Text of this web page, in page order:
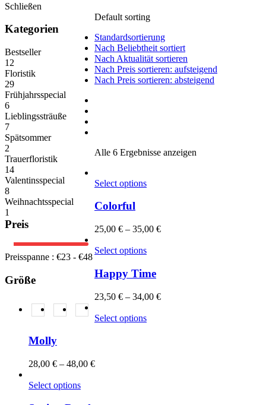
Schließen
Kategorien
Bestseller
12
Floristik
29
Frühjahrsspecial
6
Lieblingssträuße
7
Spätsommer
2
Trauerfloristik
14
Valentinsspecial
8
Weihnachtsspecial
1
Preis
Preisspanne : €23 - €48
Größe
(6) mittel(6)
Default sorting
Standardsortierung
Nach Beliebtheit sortiert
Nach Aktualität sortieren
Nach Preis sortieren: aufsteigend
Nach Preis sortieren: absteigend
Alle 6 Ergebnisse anzeigen
Select options
Colorful
25,00 € – 35,00 €
Select options
Happy Time
23,50 € – 34,00 €
Select options
Molly
28,00 € – 48,00 €
Select options